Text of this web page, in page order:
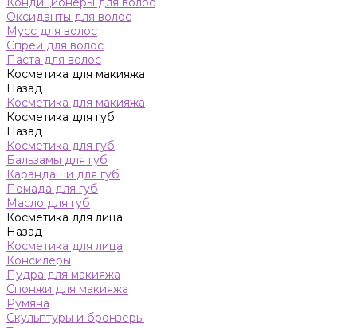
Оксиданты для волос
Мусс для волос
Спреи для волос
Паста для волос
Косметика для макияжа
Назад
Косметика для макияжа
Косметика для губ
Назад
Косметика для губ
Бальзамы для губ
Карандаши для губ
Помада для губ
Масло для губ
Косметика для лица
Назад
Косметика для лица
Консилеры
Пудра для макияжа
Спонжи для макияжа
Румяна
Скульптуры и бронзеры